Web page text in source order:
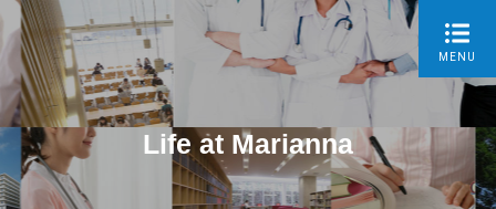
MENU
Life at Marianna